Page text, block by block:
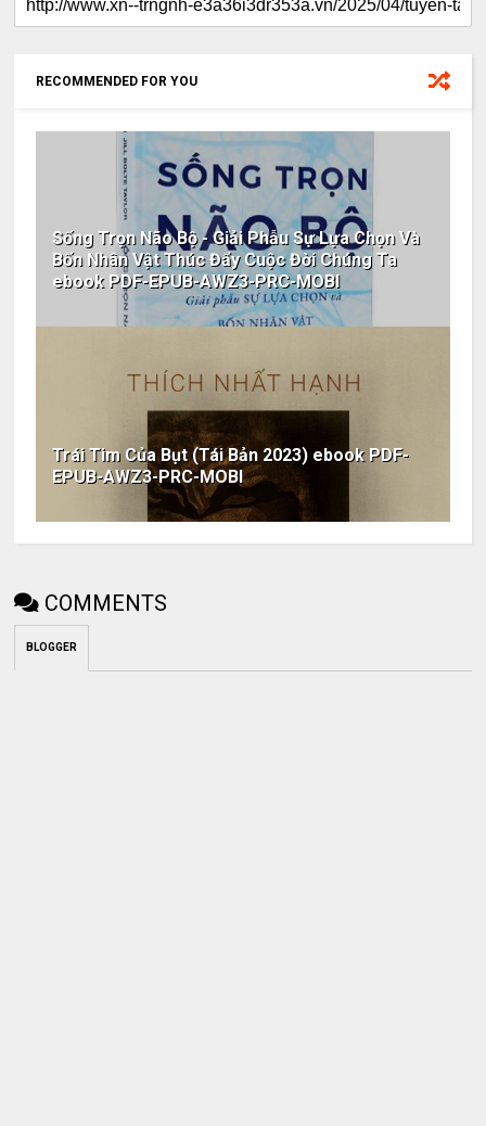
RECOMMENDED FOR YOU
Sống Trọn Não Bộ - Giải Phẫu Sự Lựa Chọn Và
Bốn Nhân Vật Thúc Đẩy Cuộc Đời Chúng Ta
ebook PDF-EPUB-AWZ3-PRC-MOBI
Trái Tim Của Bụt (Tái Bản 2023) ebook PDF-
EPUB-AWZ3-PRC-MOBI
COMMENTS
BLOGGER